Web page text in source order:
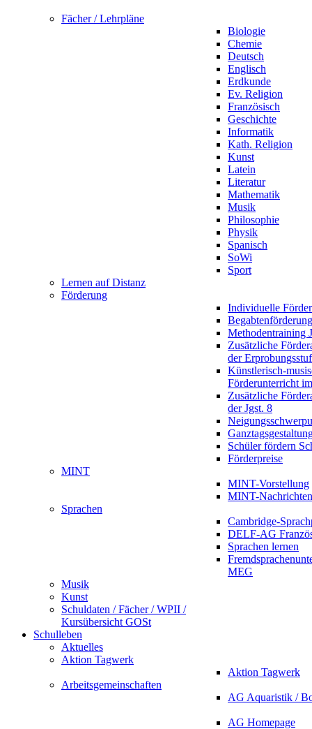
Fächer / Lehrpläne
Biologie
Chemie
Deutsch
Englisch
Erdkunde
Ev. Religion
Französisch
Geschichte
Informatik
Kath. Religion
Kunst
Latein
Literatur
Mathematik
Musik
Philosophie
Physik
Spanisch
SoWi
Sport
Lernen auf Distanz
Förderung
Individuelle
Begabtenförderung
Methodentraining
Zusätzliche
der
Künstlerisch-
Förderunterricht
Zusätzliche
der Jgst. 8
Schüler fördern
Förderpreise
MINT
MINT-Vorstellung
MINT-Nachrichten
Sprachen
Cambridge-
DELF-AG
Sprachen lernen
MEG
Musik
Kunst
Schuldaten / Fächer / WPII /
Kursübersicht GOSt
Schulleben
Aktuelles
Aktion Tagwerk
Aktion Tagwerk
Arbeitsgemeinschaften
AG Aquaristik /
AG Homepage